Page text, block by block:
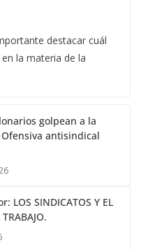
destacar cuál
la materia de la
golpean a la
antisindical
LOS SINDICATOS Y EL